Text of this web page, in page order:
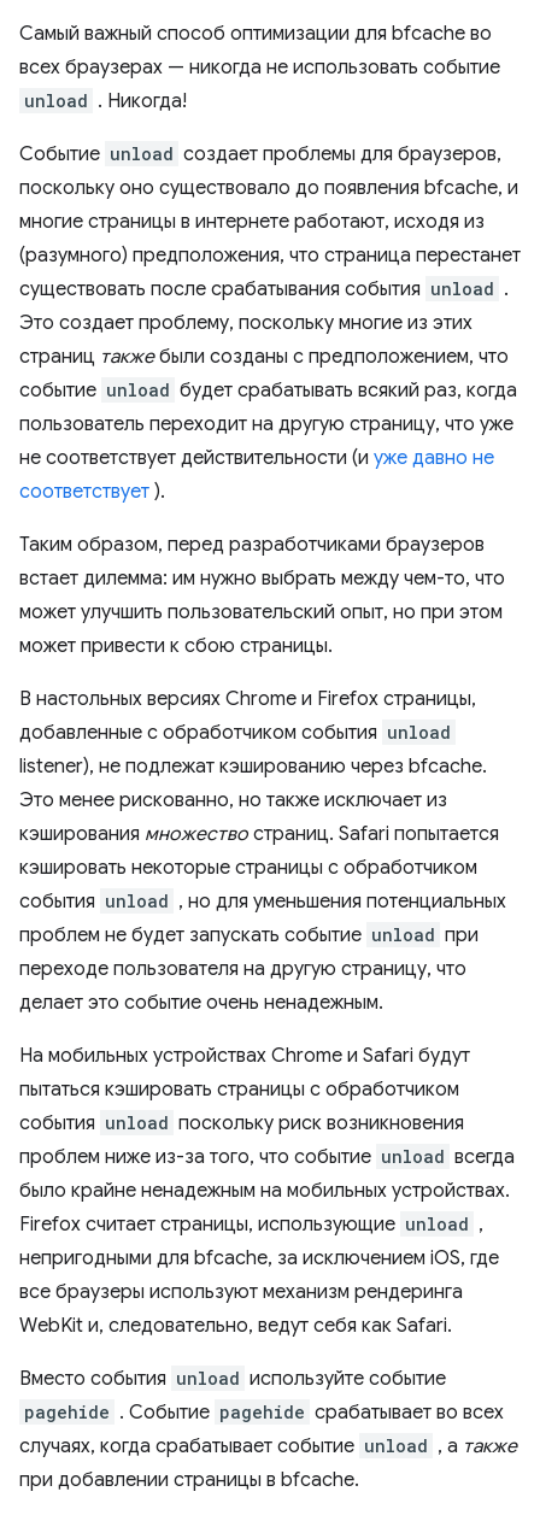
Самый важный способ оптимизации для bfcache во
всех браузерах — никогда не использовать событие
unload . Никогда!
Событие unload создает проблемы для браузеров,
поскольку оно существовало до появления bfcache, и
многие страницы в интернете работают, исходя из
(разумного) предположения, что страница перестанет
существовать после срабатывания события unload .
Это создает проблему, поскольку многие из этих
страниц такжебыли созданы с предположением, что
событие unload будет срабатывать всякий раз, когда
пользователь переходит на другую страницу, что уже
не соответствует действительности (и уже давно не
соответствует ).
Таким образом, перед разработчиками браузеров
встает дилемма: им нужно выбрать между чем-то, что
может улучшить пользовательский опыт, но при этом
может привести к сбою страницы.
В настольных версиях Chrome и Firefox страницы,
добавленные с обработчиком события unload
listener), не подлежат кэшированию через bfcache.
Это менее рискованно, но также исключает из
кэширования множество страниц. Safari попытается
кэшировать некоторые страницы с обработчиком
события unload , но для уменьшения потенциальных
проблем не будет запускать событие unload при
переходе пользователя на другую страницу, что
делает это событие очень ненадежным.
На мобильных устройствах Chrome и Safari будут
пытаться кэшировать страницы с обработчиком
события unload поскольку риск возникновения
проблем ниже из-за того, что событие unload всегда
было крайне ненадежным на мобильных устройствах.
Firefox считает страницы, использующие unload ,
непригодными для bfcache, за исключением iOS, где
все браузеры используют механизм рендеринга
WebKit и, следовательно, ведут себя как Safari.
Вместо события unload используйте событие
pagehide . Событие pagehide срабатывает во всех
случаях, когда срабатывает событие unload , а также
при добавлении страницы в bfcache.